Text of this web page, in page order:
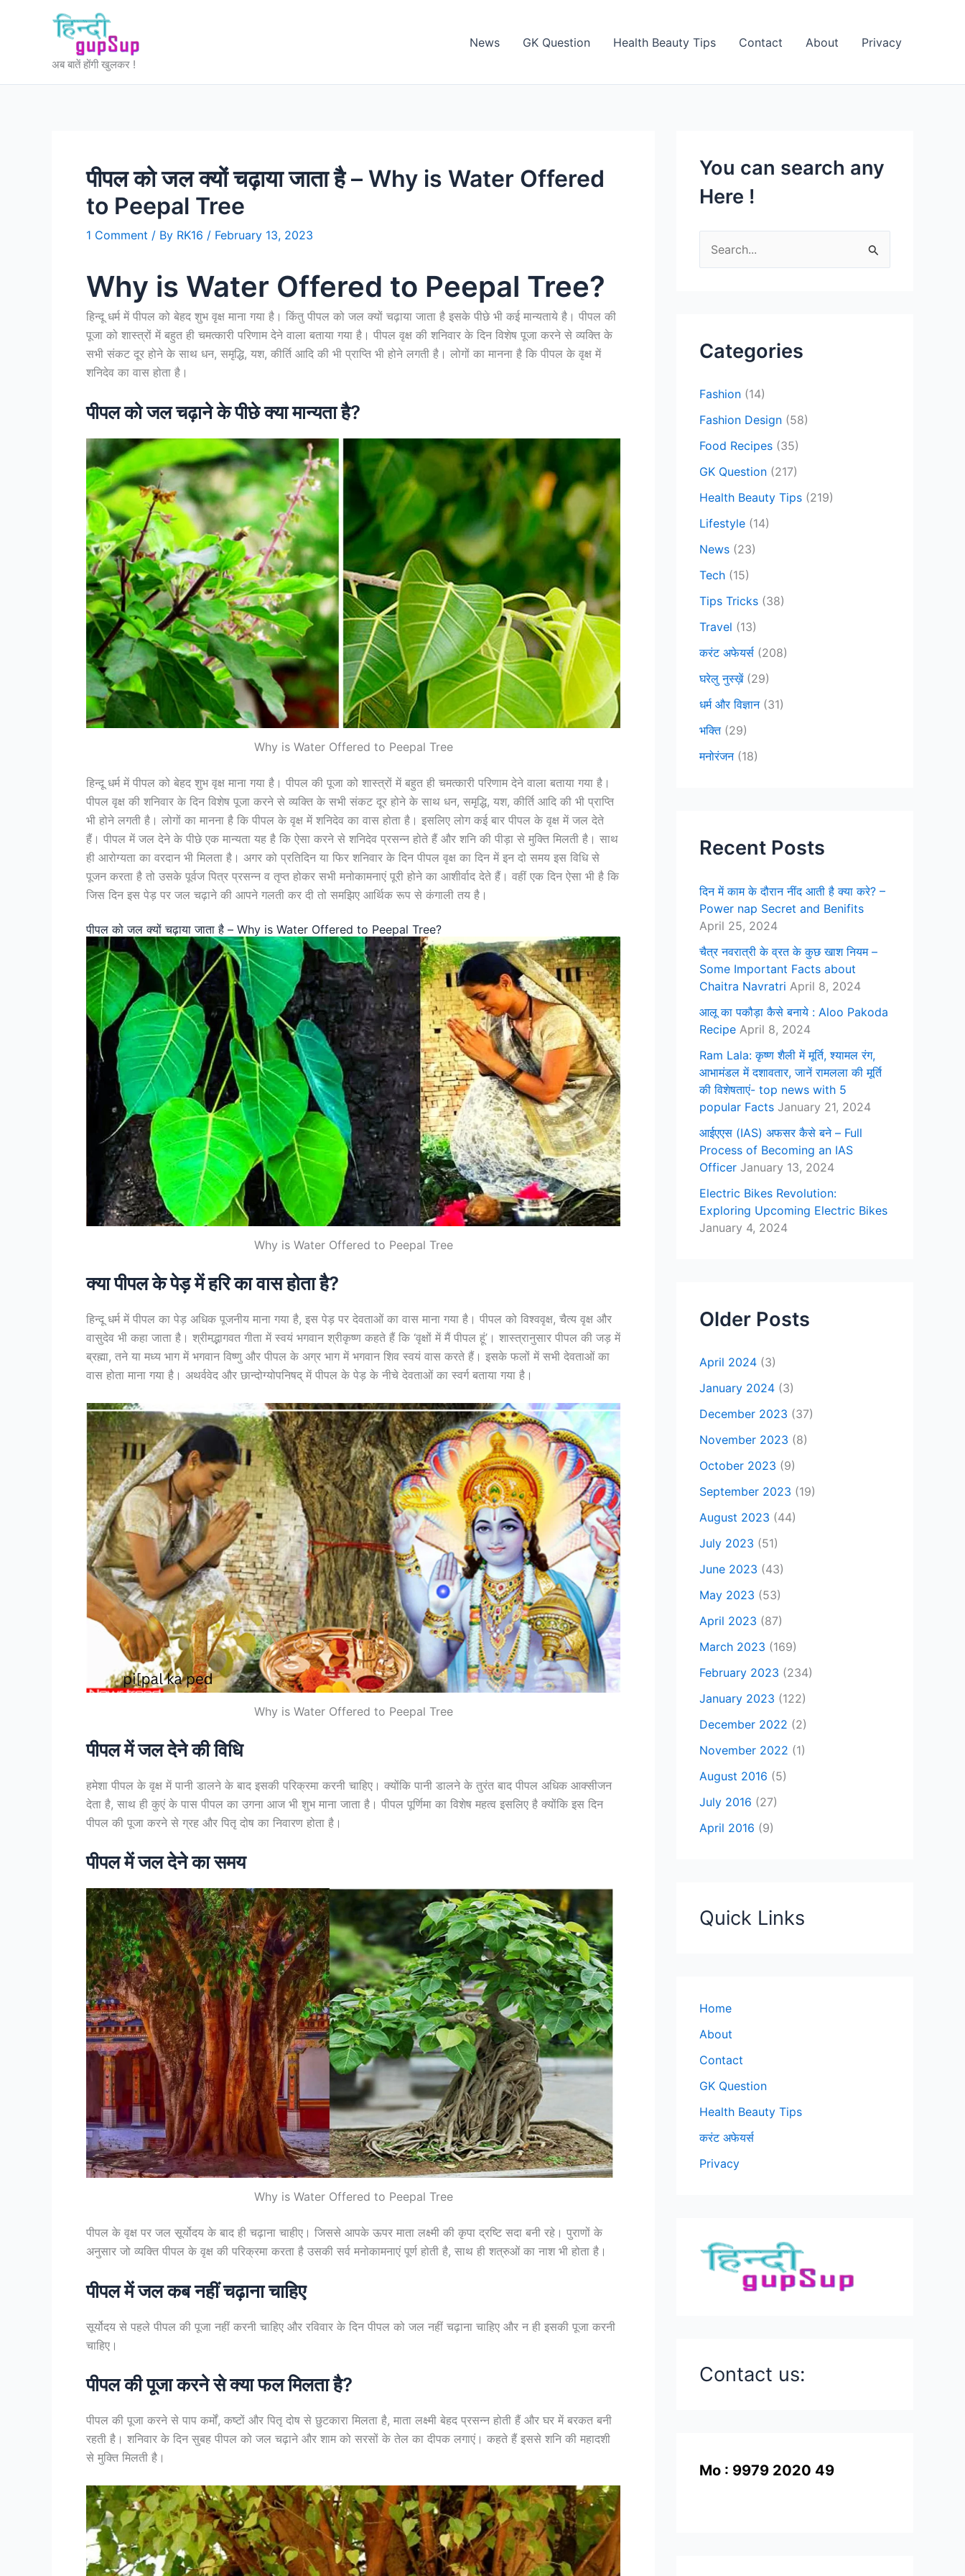
अब बातें होंगी खुलकर !
News GK Question Health Beauty Tips Contact About Privacy
पीपल को जल क्यों चढ़ाया जाता है – Why is Water Offered
to Peepal Tree
1 Comment / By RK16 / February 13, 2023
Why is Water Offered to Peepal Tree?
हिन्दू धर्म में पीपल को बेहद शुभ वृक्ष माना गया है। किंतु पीपल को जल क्यों चढ़ाया जाता है इसके पीछे भी कई मान्यताये है। पीपल की
पूजा को शास्त्रों में बहुत ही चमत्कारी परिणाम देने वाला बताया गया है। पीपल वृक्ष की शनिवार के दिन विशेष पूजा करने से व्यक्ति के
सभी संकट दूर होने के साथ धन, समृद्धि, यश, कीर्ति आदि की भी प्राप्ति भी होने लगती है। लोगों का मानना है कि पीपल के वृक्ष में
शनिदेव का वास होता है।
पीपल को जल चढ़ाने के पीछे क्या मान्यता है?
Why is Water Offered to Peepal Tree
हिन्दू धर्म में पीपल को बेहद शुभ वृक्ष माना गया है। पीपल की पूजा को शास्त्रों में बहुत ही चमत्कारी परिणाम देने वाला बताया गया है।
पीपल वृक्ष की शनिवार के दिन विशेष पूजा करने से व्यक्ति के सभी संकट दूर होने के साथ धन, समृद्धि, यश, कीर्ति आदि की भी प्राप्ति
भी होने लगती है। लोगों का मानना है कि पीपल के वृक्ष में शनिदेव का वास होता है। इसलिए लोग कई बार पीपल के वृक्ष में जल देते
हैं। पीपल में जल देने के पीछे एक मान्यता यह है कि ऐसा करने से शनिदेव प्रसन्न होते हैं और शनि की पीड़ा से मुक्ति मिलती है। साथ
ही आरोग्यता का वरदान भी मिलता है। अगर को प्रतिदिन या फिर शनिवार के दिन पीपल वृक्ष का दिन में इन दो समय इस विधि से
पूजन करता है तो उसके पूर्वज पित्र प्रसन्न व तृप्त होकर सभी मनोकामनाएं पूरी होने का आशीर्वाद देते हैं। वहीं एक दिन ऐसा भी है कि
जिस दिन इस पेड़ पर जल चढ़ाने की आपने गलती कर दी तो समझिए आर्थिक रूप से कंगाली तय है।
पीपल को जल क्यों चढ़ाया जाता है – Why is Water Offered to Peepal Tree?
Why is Water Offered to Peepal Tree
क्या पीपल के पेड़ में हरि का वास होता है?
हिन्दू धर्म में पीपल का पेड़ अधिक पूजनीय माना गया है, इस पेड़ पर देवताओं का वास माना गया है। पीपल को विश्ववृक्ष, चैत्य वृक्ष और
वासुदेव भी कहा जाता है। श्रीमद्भागवत गीता में स्‍वयं भगवान श्रीकृष्ण कहते हैं कि ‘वृक्षों में मैं पीपल हूं’। शास्‍त्रानुसार पीपल की जड़ में
ब्रह्मा, तने या मध्य भाग में भगवान विष्णु और पीपल के अग्र भाग में भगवान शिव स्‍वयं वास करते हैं। इसके फलों में सभी देवताओं का
वास होता माना गया है। अथर्ववेद और छान्दोग्योपनिषद् में पीपल के पेड़ के नीचे देवताओं का स्वर्ग बताया गया है।
Why is Water Offered to Peepal Tree
पीपल में जल देने की विधि
हमेशा पीपल के वृक्ष में पानी डालने के बाद इसकी परिक्रमा करनी चाहिए। क्योंकि पानी डालने के तुरंत बाद पीपल अधिक आक्सीजन
देता है, साथ ही कुएं के पास पीपल का उगना आज भी शुभ माना जाता है। पीपल पूर्णिमा का विशेष महत्व इसलिए है क्योंकि इस दिन
पीपल की पूजा करने से ग्रह और पितृ दोष का निवारण होता है।
पीपल में जल देने का समय
Why is Water Offered to Peepal Tree
पीपल के वृक्ष पर जल सूर्योदय के बाद ही चढ़ाना चाहीए। जिससे आपके ऊपर माता लक्ष्मी की कृपा द्रष्टि सदा बनी रहे। पुराणों के
अनुसार जो व्यक्ति पीपल के वृक्ष की परिक्रमा करता है उसकी सर्व मनोकामनाएं पूर्ण होती है, साथ ही शत्रुओं का नाश भी होता है।
पीपल में जल कब नहीं चढ़ाना चाहिए
सूर्योदय से पहले पीपल की पूजा नहीं करनी चाहिए और रविवार के दिन पीपल को जल नहीं चढ़ाना चाहिए और न ही इसकी पूजा करनी
चाहिए।
पीपल की पूजा करने से क्या फल मिलता है?
पीपल की पूजा करने से पाप कर्मों, कष्टों और पितृ दोष से छुटकारा मिलता है, माता लक्ष्मी बेहद प्रसन्न होती हैं और घर में बरकत बनी
रहती है। शनिवार के दिन सुबह पीपल को जल चढ़ाने और शाम को सरसों के तेल का दीपक लगाएं। कहते हैं इससे शनि की महादशी
से मुक्ति मिलती है।
You can search any
Here !
e
h
o
r
:
Categories
Fashion (14)
Fashion Design (58)
Food Recipes (35)
GK Question (217)
Health Beauty Tips (219)
Lifestyle (14)
News (23)
Tech (15)
Tips Tricks (38)
Travel (13)
करंट अफेयर्स (208)
घरेलु नुस्ख़ें(29)
धर्म और विज्ञान(31)
भक्ति(29)
मनोरंजन(18)
Recent Posts
दिन में काम के दौरान नींद आती है क्या करे? –
Power nap Secret and Benifits
April 25, 2024
चैत्र नवरात्री के व्रत के कुछ खाश नियम –
Some Important Facts about
Chaitra Navratri April 8, 2024
आलू का पकौड़ा कैसे बनाये : Aloo Pakoda
Recipe April 8, 2024
Ram Lala: कृष्ण शैली में मूर्ति, श्यामल रंग,
आभामंडल में दशावतार, जानें रामलला की मूर्ति
की विशेषताएं- top news with 5
popular Facts January 21, 2024
आईएएस (IAS) अफसर कैसे बने – Full
Process of Becoming an IAS
Officer January 13, 2024
Electric Bikes Revolution:
Exploring Upcoming Electric Bikes
January 4, 2024
Older Posts
April 2024 (3)
January 2024 (3)
December 2023 (37)
November 2023 (8)
October 2023 (9)
September 2023 (19)
August 2023 (44)
July 2023 (51)
June 2023 (43)
May 2023 (53)
April 2023 (87)
March 2023 (169)
February 2023 (234)
January 2023 (122)
December 2022 (2)
November 2022 (1)
August 2016 (5)
July 2016 (27)
April 2016 (9)
Quick Links
Home
About
Contact
GK Question
Health Beauty Tips
करंट अफेयर्स
Privacy
Contact us:
Mo : 9979 2020 49